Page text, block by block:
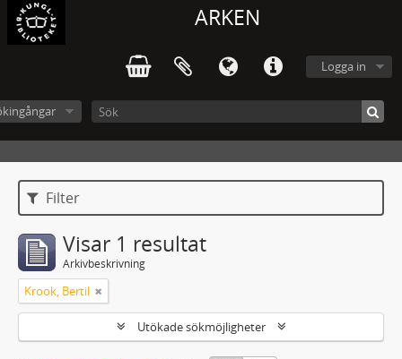
ARKEN
Logga in
Filter
Visar 1 resultat
Arkivbeskrivning
Krook, Bertil
Utökade sökmöjligheter